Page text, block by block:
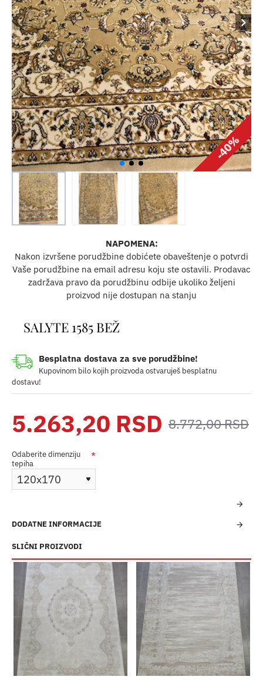
-40%
NAPOMENA:
Nakon izvršene porudžbine dobićete obaveštenje o potvrdi
Vaše porudžbine na email adresu koju ste ostavili. Prodavac
zadržava pravo da porudžbinu odbije ukoliko željeni
proizvod nije dostupan na stanju
SALYTE 1585 BEŽ
Besplatna dostava za sve porudžbine!
Kupovinom bilo kojih proizvoda ostvaruješ besplatnu
dostavu!
5.263,20 RSD 8.772,00 RSD
Odaberite dimenziju
tepiha
SLIČNI PROIZVODI
DODATNE INFORMACIJE